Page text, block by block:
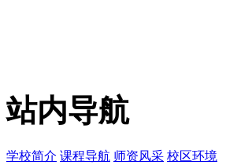
站内导航
学校简介 课程导航 师资风采 校区环境